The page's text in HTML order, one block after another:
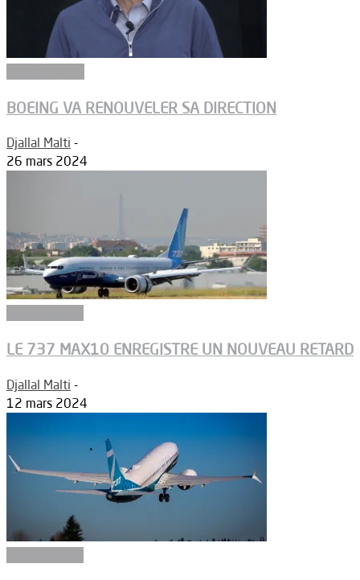
BOEING VA RENOUVELER SA DIRECTION
Djallal Malti -
26 mars 2024
LE 737 MAX10 ENREGISTRE UN NOUVEAU RETARD
Djallal Malti -
12 mars 2024